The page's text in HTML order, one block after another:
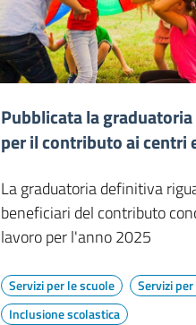
Pubblicata la
per il contributo ai centri
La graduatoria definitiva
beneficiari del contributo
lavoro per l'anno 2025
Servizi per le scuole
Servizi
Inclusione scolastica